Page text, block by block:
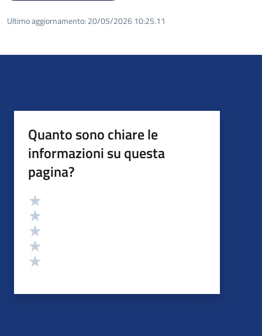
Ultimo aggiornamento: 20/05/2026 10:25.11
Quanto sono chiare le
informazioni su questa
pagina?
Valutazione